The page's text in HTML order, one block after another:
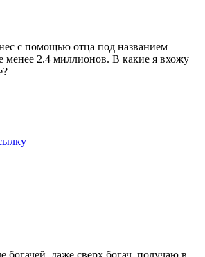
с помощью отца под названием
менее 2.4 миллионов. В какие я вхожу